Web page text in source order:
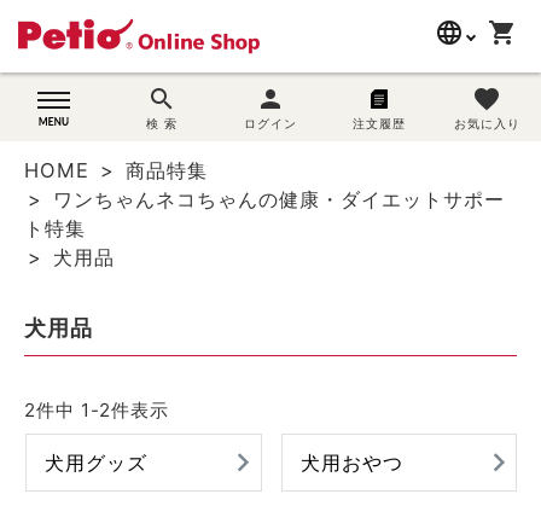
language
wovn-lang-name
shopping_cart
search
検 索
person
ログイン 注文履歴
favorite
お気に入り
search
猫用品
うさぎ用品
ブランド別に探す
SNS
ご利用案内
HOME
商品特集
ワンちゃんネコちゃんの健康・ダイエットサポー
ト特集
犬用品
犬用品
2件中 1 -2件表示
犬用グッズ 犬用おやつ